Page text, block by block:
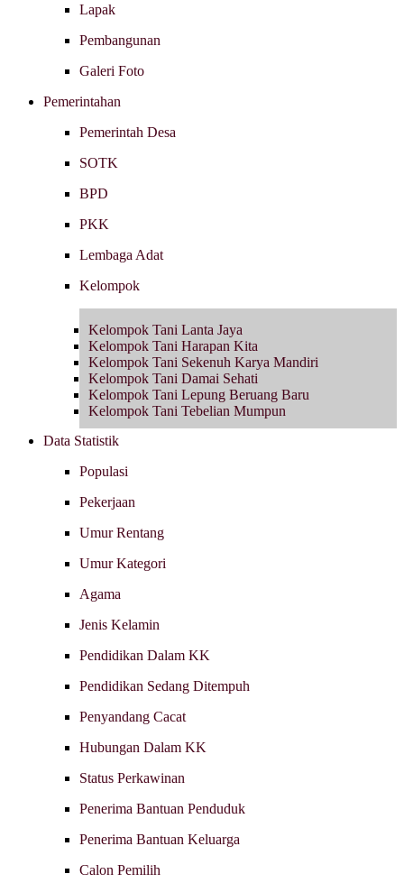
Lapak
Pembangunan
Galeri Foto
Pemerintahan
Pemerintah Desa
SOTK
BPD
PKK
Lembaga Adat
Kelompok
Kelompok Tani Lanta Jaya
Kelompok Tani Harapan Kita
Kelompok Tani Sekenuh Karya Mandiri
Kelompok Tani Damai Sehati
Kelompok Tani Lepung Beruang Baru
Kelompok Tani Tebelian Mumpun
Data Statistik
Populasi
Pekerjaan
Umur Rentang
Umur Kategori
Agama
Jenis Kelamin
Pendidikan Dalam KK
Pendidikan Sedang Ditempuh
Penyandang Cacat
Hubungan Dalam KK
Status Perkawinan
Penerima Bantuan Penduduk
Penerima Bantuan Keluarga
Calon Pemilih